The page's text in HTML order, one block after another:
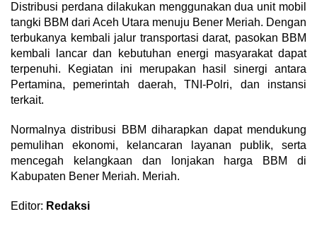
Distribusi perdana dilakukan menggunakan dua unit mobil
tangki BBM dari Aceh Utara menuju Bener Meriah. Dengan
terbukanya kembali jalur transportasi darat, pasokan BBM
kembali lancar dan kebutuhan energi masyarakat dapat
terpenuhi. Kegiatan ini merupakan hasil sinergi antara
Pertamina, pemerintah daerah, TNI-Polri, dan instansi
terkait.
Normalnya distribusi BBM diharapkan dapat mendukung
pemulihan ekonomi, kelancaran layanan publik, serta
mencegah kelangkaan dan lonjakan harga BBM di
Kabupaten Bener Meriah. Meriah.
Editor: Redaksi